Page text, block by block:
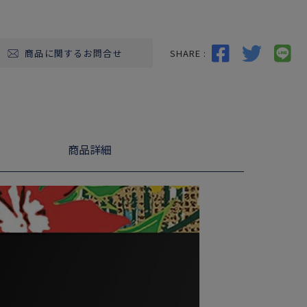
商品に関するお問合せ SHARE :
商品詳細